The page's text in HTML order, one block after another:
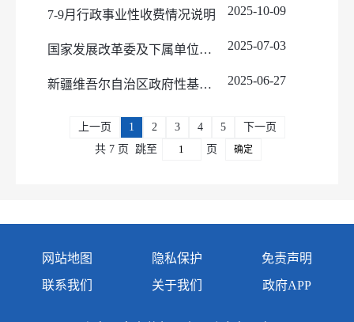
7-9月行政事业性收费情况说明 2025-10-09
国家发展改革委及下属单位综合性涉企收费目录清单 2025-07-03
新疆维吾尔自治区政府性基金目录清单 （2025年6月更新） 2025-06-27
上一页 1 2 3 4 5
下一页
共 7 页
跳至 页 确定
网站地图 隐私保护
免责声明
联系我们
关于我们 政府APP